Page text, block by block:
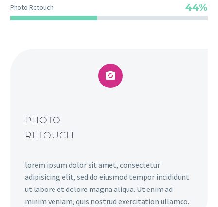
Photo Retouch 44%


PHOTO
RETOUCH
lorem ipsum dolor sit amet, consectetur
adipisicing elit, sed do eiusmod tempor incididunt
ut labore et dolore magna aliqua. Ut enim ad
minim veniam, quis nostrud exercitation ullamco.